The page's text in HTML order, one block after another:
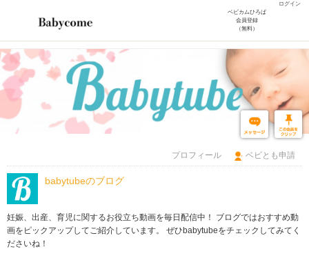
ログイン
ベビカムひろば
会員登録
（無料）
プロフィール ベビとも申請
babytubeのブログ
妊娠、出産、育児に関するお役立ち動画を毎日配信中！ ブログではおすすめ動
画をピックアップしてご紹介しています。 ぜひbabytubeをチェックしてみてく
ださいね！